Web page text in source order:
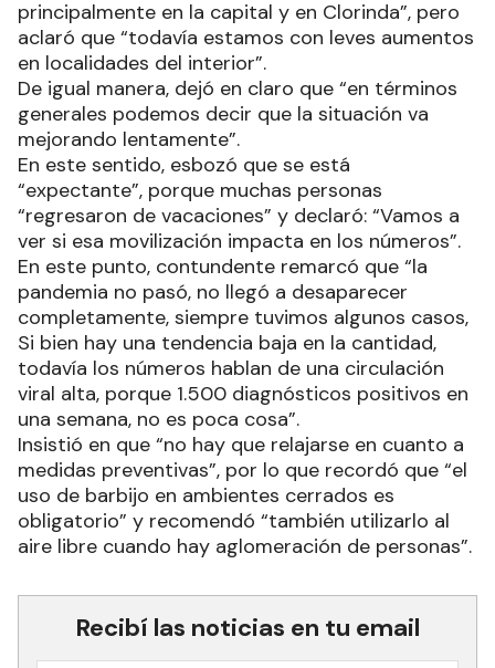
principalmente en la capital y en Clorinda”, pero
aclaró que “todavía estamos con leves aumentos
en localidades del interior”.
De igual manera, dejó en claro que “en términos
generales podemos decir que la situación va
mejorando lentamente”.
En este sentido, esbozó que se está
“expectante”, porque muchas personas
“regresaron de vacaciones” y declaró: “Vamos a
ver si esa movilización impacta en los números”.
En este punto, contundente remarcó que “la
pandemia no pasó, no llegó a desaparecer
completamente, siempre tuvimos algunos casos,
Si bien hay una tendencia baja en la cantidad,
todavía los números hablan de una circulación
viral alta, porque 1.500 diagnósticos positivos en
una semana, no es poca cosa”.
Insistió en que “no hay que relajarse en cuanto a
medidas preventivas”, por lo que recordó que “el
uso de barbijo en ambientes cerrados es
obligatorio” y recomendó “también utilizarlo al
aire libre cuando hay aglomeración de personas”.
Recibí las noticias en tu email